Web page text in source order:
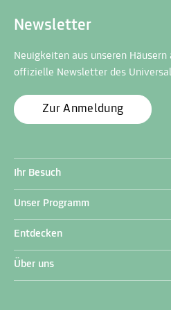
Newsletter
Neuigkeiten aus unseren
offizielle Newsletter des
Zur Anmeldung
Ihr Besuch
Unser Programm
Entdecken
Über uns